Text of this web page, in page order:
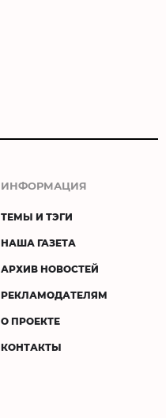
ИНФОРМАЦИЯ
ТЕМЫ И ТЭГИ
НАША ГАЗЕТА
АРХИВ НОВОСТЕЙ
РЕКЛАМОДАТЕЛЯМ
О ПРОЕКТЕ
КОНТАКТЫ